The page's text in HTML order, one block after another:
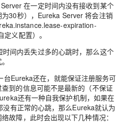
在一定时间内没有接收到某个
30秒），Eureka Server 将会注销
expiration-
义配置）。
间内丢失过多的心跳时，那么这个
台Eureka还在，就能保证注册服务可
到的信息可能不是最新的（不保证
还有一种自我保护机制，如果在
有正常的心跳，那么Eureka就认为
故障，此时会出现以下几种情况：